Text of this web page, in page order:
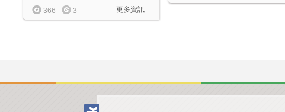
更多資訊
366 3